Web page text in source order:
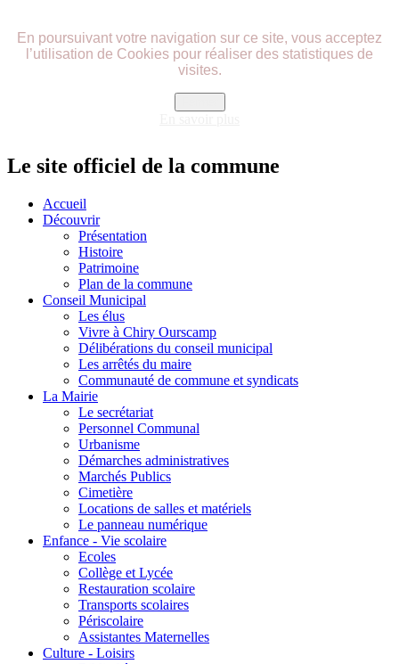
En poursuivant votre navigation sur ce site, vous acceptez
l’utilisation de Cookies pour réaliser des statistiques de
visites.
Le site officiel de la commune
Accueil
Découvrir
Présentation
Histoire
Patrimoine
Plan de la commune
Conseil Municipal
Les élus
Vivre à Chiry Ourscamp
Délibérations du conseil municipal
Les arrêtés du maire
Communauté de commune et syndicats
La Mairie
Le secrétariat
Personnel Communal
Urbanisme
Démarches administratives
Marchés Publics
Cimetière
Locations de salles et matériels
Le panneau numérique
Enfance - Vie scolaire
Ecoles
Collège et Lycée
Restauration scolaire
Transports scolaires
Périscolaire
Assistantes Maternelles
Culture - Loisirs